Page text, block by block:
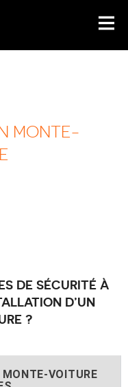
MONTE-
DE SÉCURITÉ À
D’UN
?
VOITURE